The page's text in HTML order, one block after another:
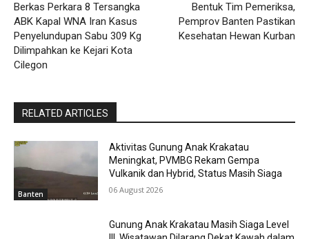
Berkas Perkara 8 Tersangka
ABK Kapal WNA Iran Kasus
Penyelundupan Sabu 309 Kg
Dilimpahkan ke Kejari Kota
Cilegon
Bentuk Tim Pemeriksa,
Pemprov Banten Pastikan
Kesehatan Hewan Kurban
RELATED ARTICLES
Banten
Aktivitas Gunung Anak Krakatau
Meningkat, PVMBG Rekam Gempa
Vulkanik dan Hybrid, Status Masih Siaga
06 August 2026
Gunung Anak Krakatau Masih Siaga Level